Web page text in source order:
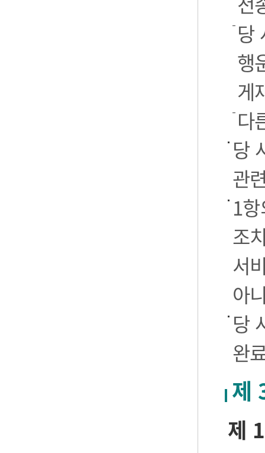
당
행
게
다
당
관
1
조
서
아
당
완
제
제